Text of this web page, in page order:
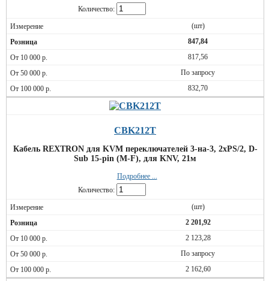
Количество:
(шт)
847,84
817,56
По запросу
832,70
CBK212T
Кабель REXTRON для KVM переключателей 3-на-3, 2xPS/2, D-
Sub 15-pin (M-F), для KNV, 21м
Подробнее ...
Количество:
(шт)
2 201,92
2 123,28
По запросу
2 162,60